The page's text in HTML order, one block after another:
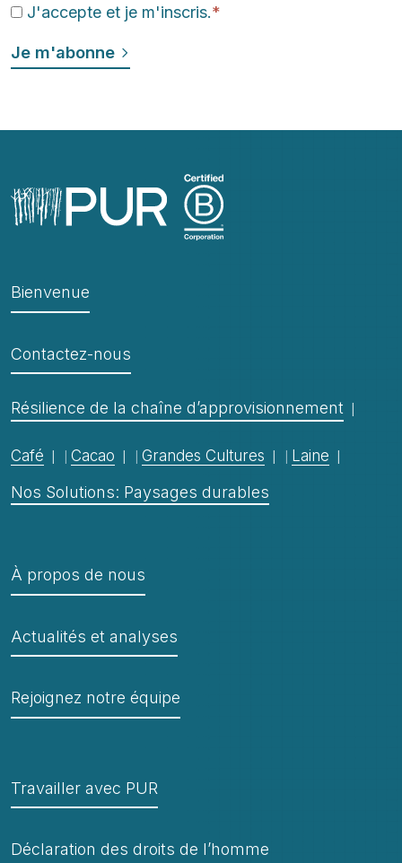
J'accepte et je m'inscris.*
Bienvenue
Contactez-nous
Résilience de la chaîne d’approvisionnement
Café Cacao Grandes Cultures Laine
Nos Solutions: Paysages durables
À propos de nous
Actualités et analyses
Rejoignez notre équipe
Travailler avec PUR
Déclaration des droits de l’homme